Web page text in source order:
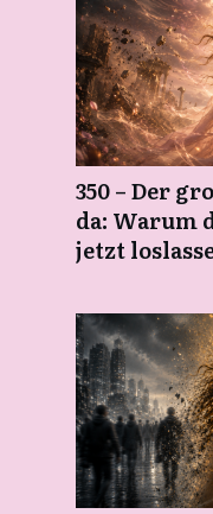
350 – Der
da: Warum
jetzt